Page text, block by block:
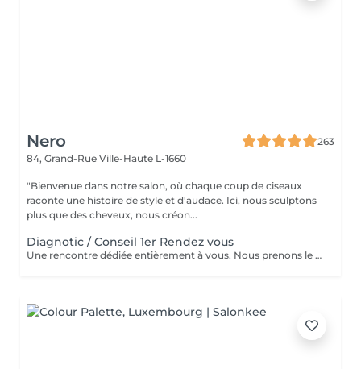
Nero
263
84, Grand-Rue Ville-Haute L-1660
"Bienvenue dans notre salon, où chaque coup de ciseaux
raconte une histoire de style et d'audace. Ici, nous sculptons
plus que des cheveux, nous créon...
Diagnotic / Conseil 1er Rendez vous
Une rencontre dédiée entièrement à vous. Nous prenons le temps d'analyser votre chevelure, de comprendre vos habitudes et d'échanger sur vos envies pour définir ensemble la routine et le style qui vous correspondent vraiment. Un moment privilégié pour poser les bases d'un suivi sur mesure.